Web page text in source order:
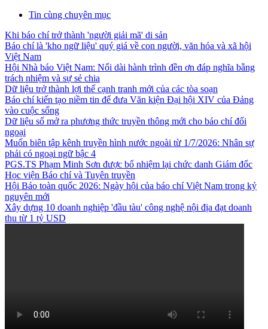
Tin cùng chuyên mục
Khi báo chí trở thành 'người giải mã' di sản
Báo chí là 'kho ngữ liệu' quý giá về con người, văn hóa và xã hội
Việt Nam
Hội Nhà báo Việt Nam: Nối dài hành trình đền ơn đáp nghĩa bằng
trách nhiệm và sự sẻ chia
Dữ liệu trở thành lợi thế cạnh tranh mới của các tòa soạn
Báo chí kiến tạo niềm tin để đưa Văn kiện Đại hội XIV của Đảng
vào cuộc sống
Dữ liệu số mở ra phương thức truyền thông mới cho báo chí đối
ngoại
Muốn biên tập kênh truyền hình nước ngoài từ 1/7/2026: Nhân sự
phải có ngoại ngữ bậc 4
PGS.TS Phạm Minh Sơn được bổ nhiệm lại chức danh Giám đốc
Học viện Báo chí và Tuyên truyền
Hội Báo toàn quốc 2026: Ngày hội của báo chí Việt Nam trong kỷ
nguyên mới
Xây dựng 10 doanh nghiệp 'đầu tàu' công nghệ nội địa đạt doanh
thu từ 1 tỷ USD